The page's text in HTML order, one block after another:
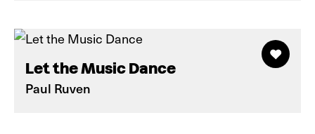
Let the Music Dance
Paul Ruven